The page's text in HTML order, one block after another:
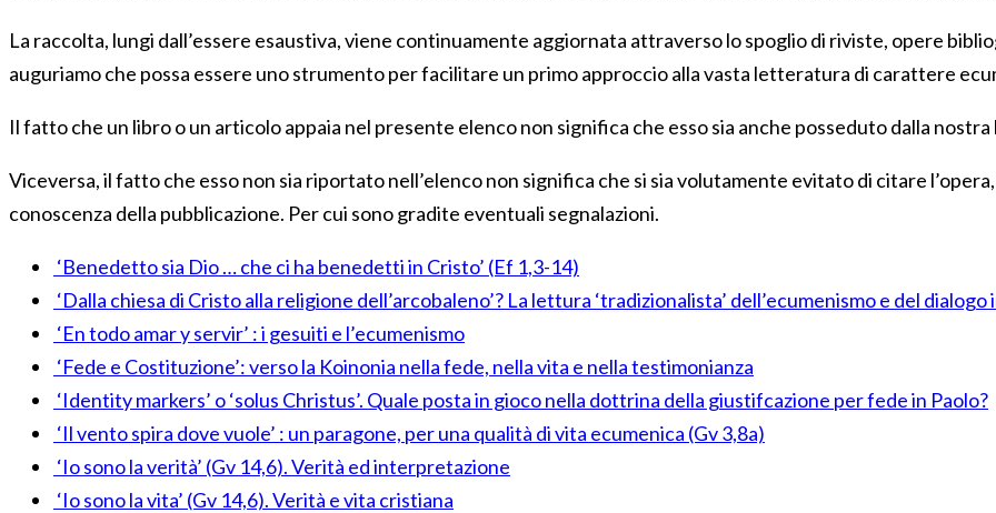
La raccolta, lungi dall’essere esaustiva, viene continuamente aggiornata attraverso lo spoglio di riviste, opere
auguriamo che possa essere uno strumento per facilitare un primo approccio alla vasta letteratura di carattere
Il fatto che un libro o un articolo appaia nel presente elenco non significa che esso sia anche posseduto dalla
Viceversa, il fatto che esso non sia riportato nell’elenco non significa che si sia volutamente evitato di citare
conoscenza della pubblicazione. Per cui sono gradite eventuali segnalazioni.
‘Benedetto sia Dio … che ci ha benedetti in Cristo’ (Ef 1,3-14)
‘Dalla chiesa di Cristo alla religione dell’arcobaleno’? La lettura ‘tradizionalista’ dell’ecumenismo e del
‘En todo amar y servir’ : i gesuiti e l’ecumenismo
‘Fede e Costituzione’: verso la Koinonia nella fede, nella vita e nella testimonianza
‘Identity markers’ o ‘solus Christus’. Quale posta in gioco nella dottrina della giustifcazione per fede in Paolo?
‘Il vento spira dove vuole’ : un paragone, per una qualità di vita ecumenica (Gv 3,8a)
‘Io sono la verità’ (Gv 14,6). Verità ed interpretazione
‘Io sono la vita’ (Gv 14,6). Verità e vita cristiana